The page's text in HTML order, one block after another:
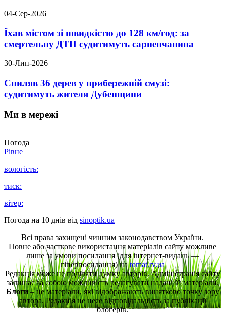
04-Сер-2026
Їхав містом зі швидкістю до 128 км/год: за
смертельну ДТП судитимуть сарненчанина
30-Лип-2026
Спиляв 36 дерев у прибережній смузі:
судитимуть жителя Дубенщини
Ми в мережі
Погода
Рівне
вологість:
тиск:
вітер:
Погода на 10 днів від sinoptik.ua
Всі права захищені чинним законодавством України.
Повне або часткове використання матеріалів сайту можливе
лише за умови посилання (для інтернет-видань —
гіперпосилання) наtomat.rv.ua
Редакція може не поділяти думку авторів. Адміністрація сайту
залишає за собою можливість редагувати надані їй матеріали.
Блоги– це матеріали, які відображають винятково точку зору
автора. Редакція не несе відповідальність за публікації
блогерів.